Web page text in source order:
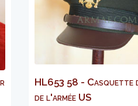
HL653 58 - Casquette
de l'armée US